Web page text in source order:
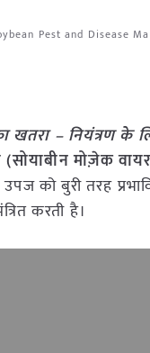
Pest and Disease
– नियंत्रण के
मोज़ेक
को बुरी तरह
करती है।